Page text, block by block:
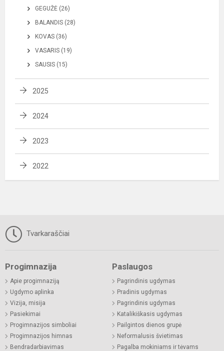
GEGUŽĖ (26)
BALANDIS (28)
KOVAS (36)
VASARIS (19)
SAUSIS (15)
2025
2024
2023
2022
Tvarkaraščiai
Progimnazija
Apie progimnaziją
Ugdymo aplinka
Vizija, misija
Pasiekimai
Progimnazijos simboliai
Progimnazijos himnas
Bendradarbiavimas
Paslaugos
Pagrindinis ugdymas
Pradinis ugdymas
Pagrindinis ugdymas
Katalikiškasis ugdymas
Pailgintos dienos grupė
Neformalusis švietimas
Pagalba mokiniams ir tėvams